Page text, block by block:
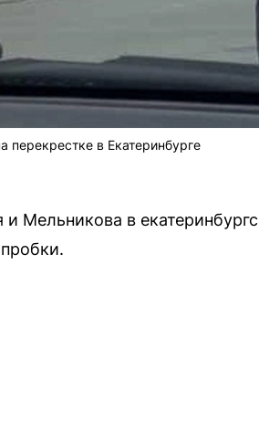
перекрестке в Екатеринбурге
и Мельникова в